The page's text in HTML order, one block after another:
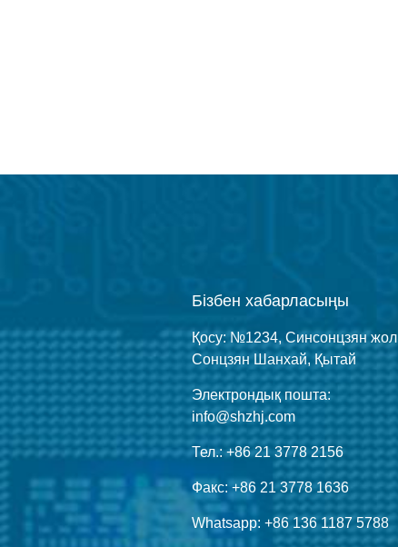
Бізбен хабарласыңы
Қосу: №1234, Синсонцзян
Сонцзян Шанхай, Қытай
Электрондық пошта:
info@shzhj.com
Тел.: +86 21 3778 2156
Факс: +86 21 3778 1636
Whatsapp: +86 136 1187 5788